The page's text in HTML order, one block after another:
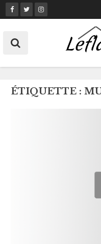
Skip
to
ÉTIQUETTE :